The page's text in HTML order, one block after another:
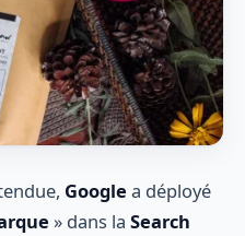
Google a déployé
» dans la Search